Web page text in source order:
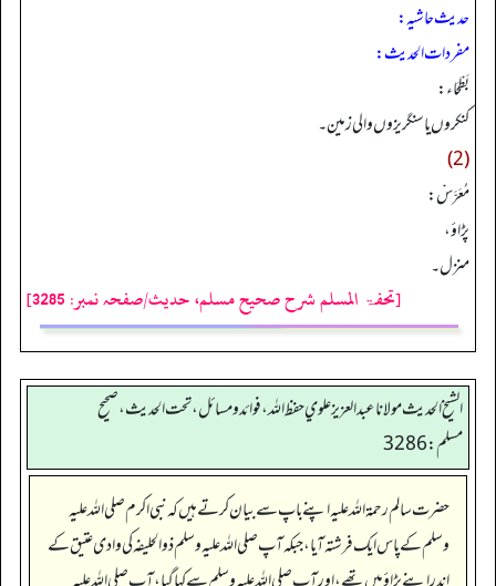
حدیث حاشیہ:
مفردات الحدیث:
بَطْحَاء:
کنکروں یا سنگریزوں والی زمین۔
(2)
مُعَرَّسْ:
پڑاؤ،
منزل۔
[تحفۃ المسلم شرح صحیح مسلم، حدیث/صفحہ نمبر: 3285]
الشيخ الحديث مولانا عبدالعزيز علوي حفظ الله، فوائد و مسائل، تحت الحديث ، صحيح
مسلم: 3286
حضرت سالم رحمۃ اللہ علیہ اپنے باپ سے بیان کرتے ہیں کہ نبی اکرم صلی اللہ علیہ
وسلم کے پاس ایک فرشتہ آیا، جبکہ آپ صلی اللہ علیہ وسلم ذوالحلیفہ کی وادی عتیق کے